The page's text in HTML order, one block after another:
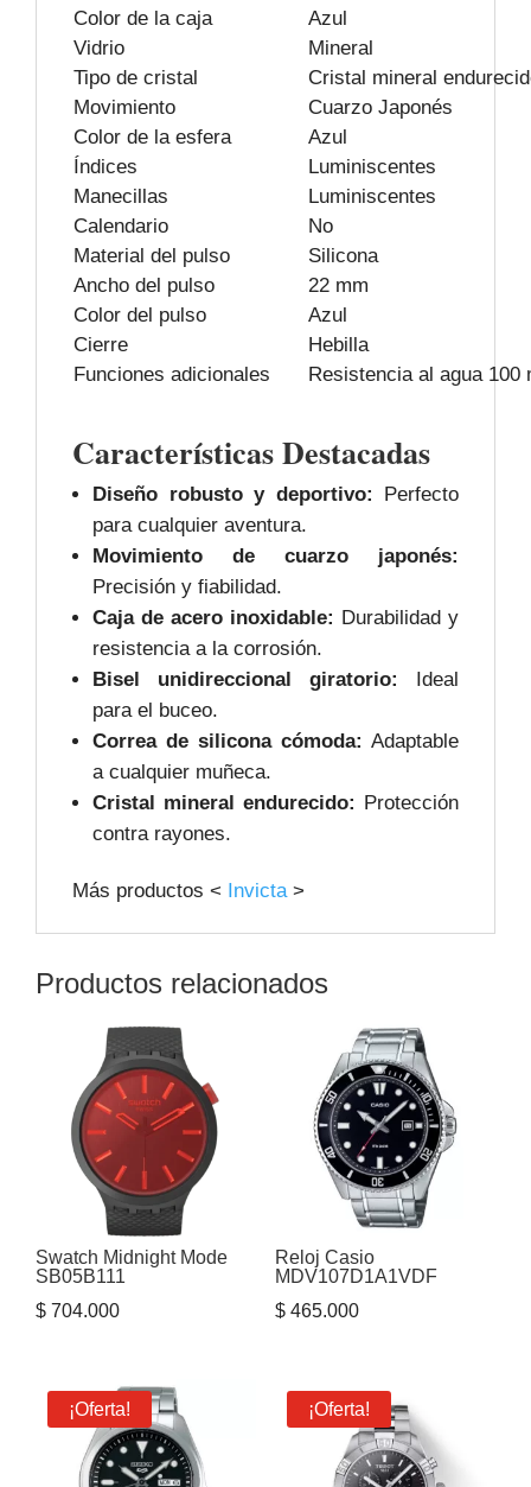
Color de la caja
Azul
Vidrio
Mineral
Tipo de cristal
Cristal mineral
Movimiento
Cuarzo Japonés
Color de la esfera
Azul
Índices
Luminiscentes
Manecillas
Luminiscentes
Calendario
No
Material del pulso
Silicona
Ancho del pulso
22 mm
Color del pulso
Azul
Cierre
Hebilla
Funciones adicionales
Resistencia al agua
Características Destacadas
Diseño robusto y deportivo: Perfecto
para cualquier aventura.
Movimiento de cuarzo japonés:
Precisión y fiabilidad.
Caja de acero inoxidable: Durabilidad y
resistencia a la corrosión.
Bisel unidireccional giratorio:
Ideal
para el buceo.
Correa de silicona cómoda: Adaptable
a cualquier muñeca.
Cristal mineral endurecido:
Protección
contra rayones.
Más productos < Invicta>
Productos relacionados
Swatch Midnight Mode
SB05B111
$ 704.000
Reloj Casio
MDV107D1A1VDF
$465.000
¡Oferta! ¡Oferta!